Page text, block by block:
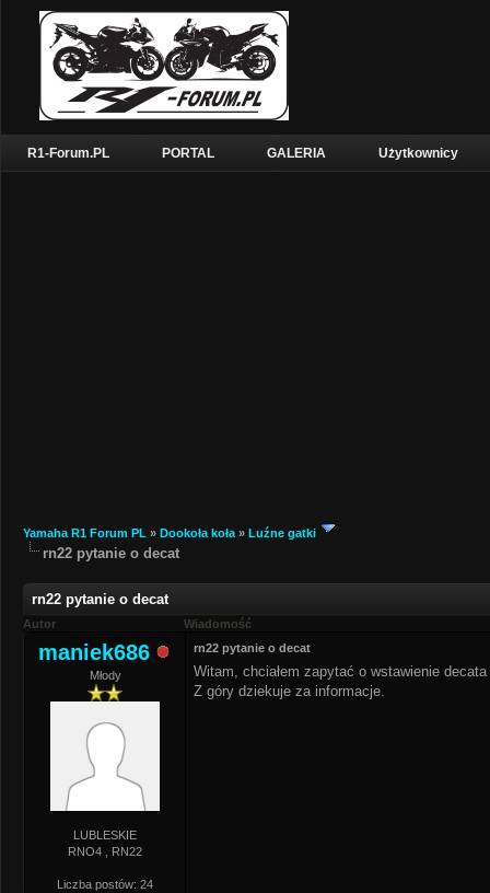
R1-Forum.PL PORTAL GALERIA Użytkownicy
Yamaha R1 Forum PL » Dookoła koła » Luźne gatki
rn22 pytanie o decat
rn22 pytanie o decat
Autor Wiadomość
maniek686
Młody
LUBLESKIE
RNO4 , RN22
Liczba postów: 24
rn22 pytanie o decat
Witam, chciałem zapytać o wstawienie
Z góry dziekuje za informacje.